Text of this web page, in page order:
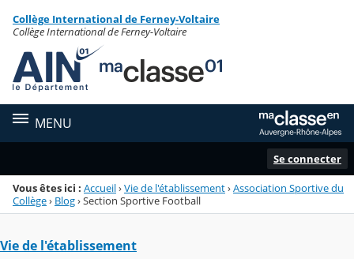
Menu de la rubrique
Contenu
Collège International de Ferney-Voltaire
Collège International de Ferney-Voltaire
MENU
Se connecter
Vous êtes ici : Accueil›Vie de l'établissement›Association Sportive du
Collège› Blog›Section Sportive Football
Vie de l'établissement